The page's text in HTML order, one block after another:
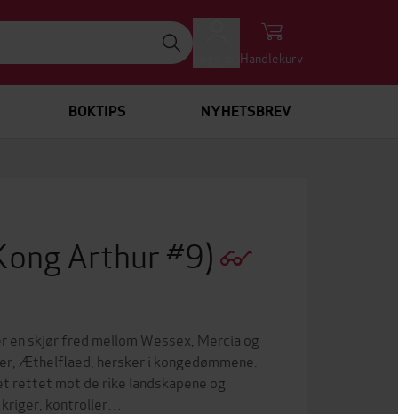
Handlekurv
BOKTIPS NYHETSBREV
Arthur #9)
en skjør fred mellom Wessex, Mercia og
Æthelflaed, hersker i kongedømmene.
rettet mot de rike landskapene og
kontroller…